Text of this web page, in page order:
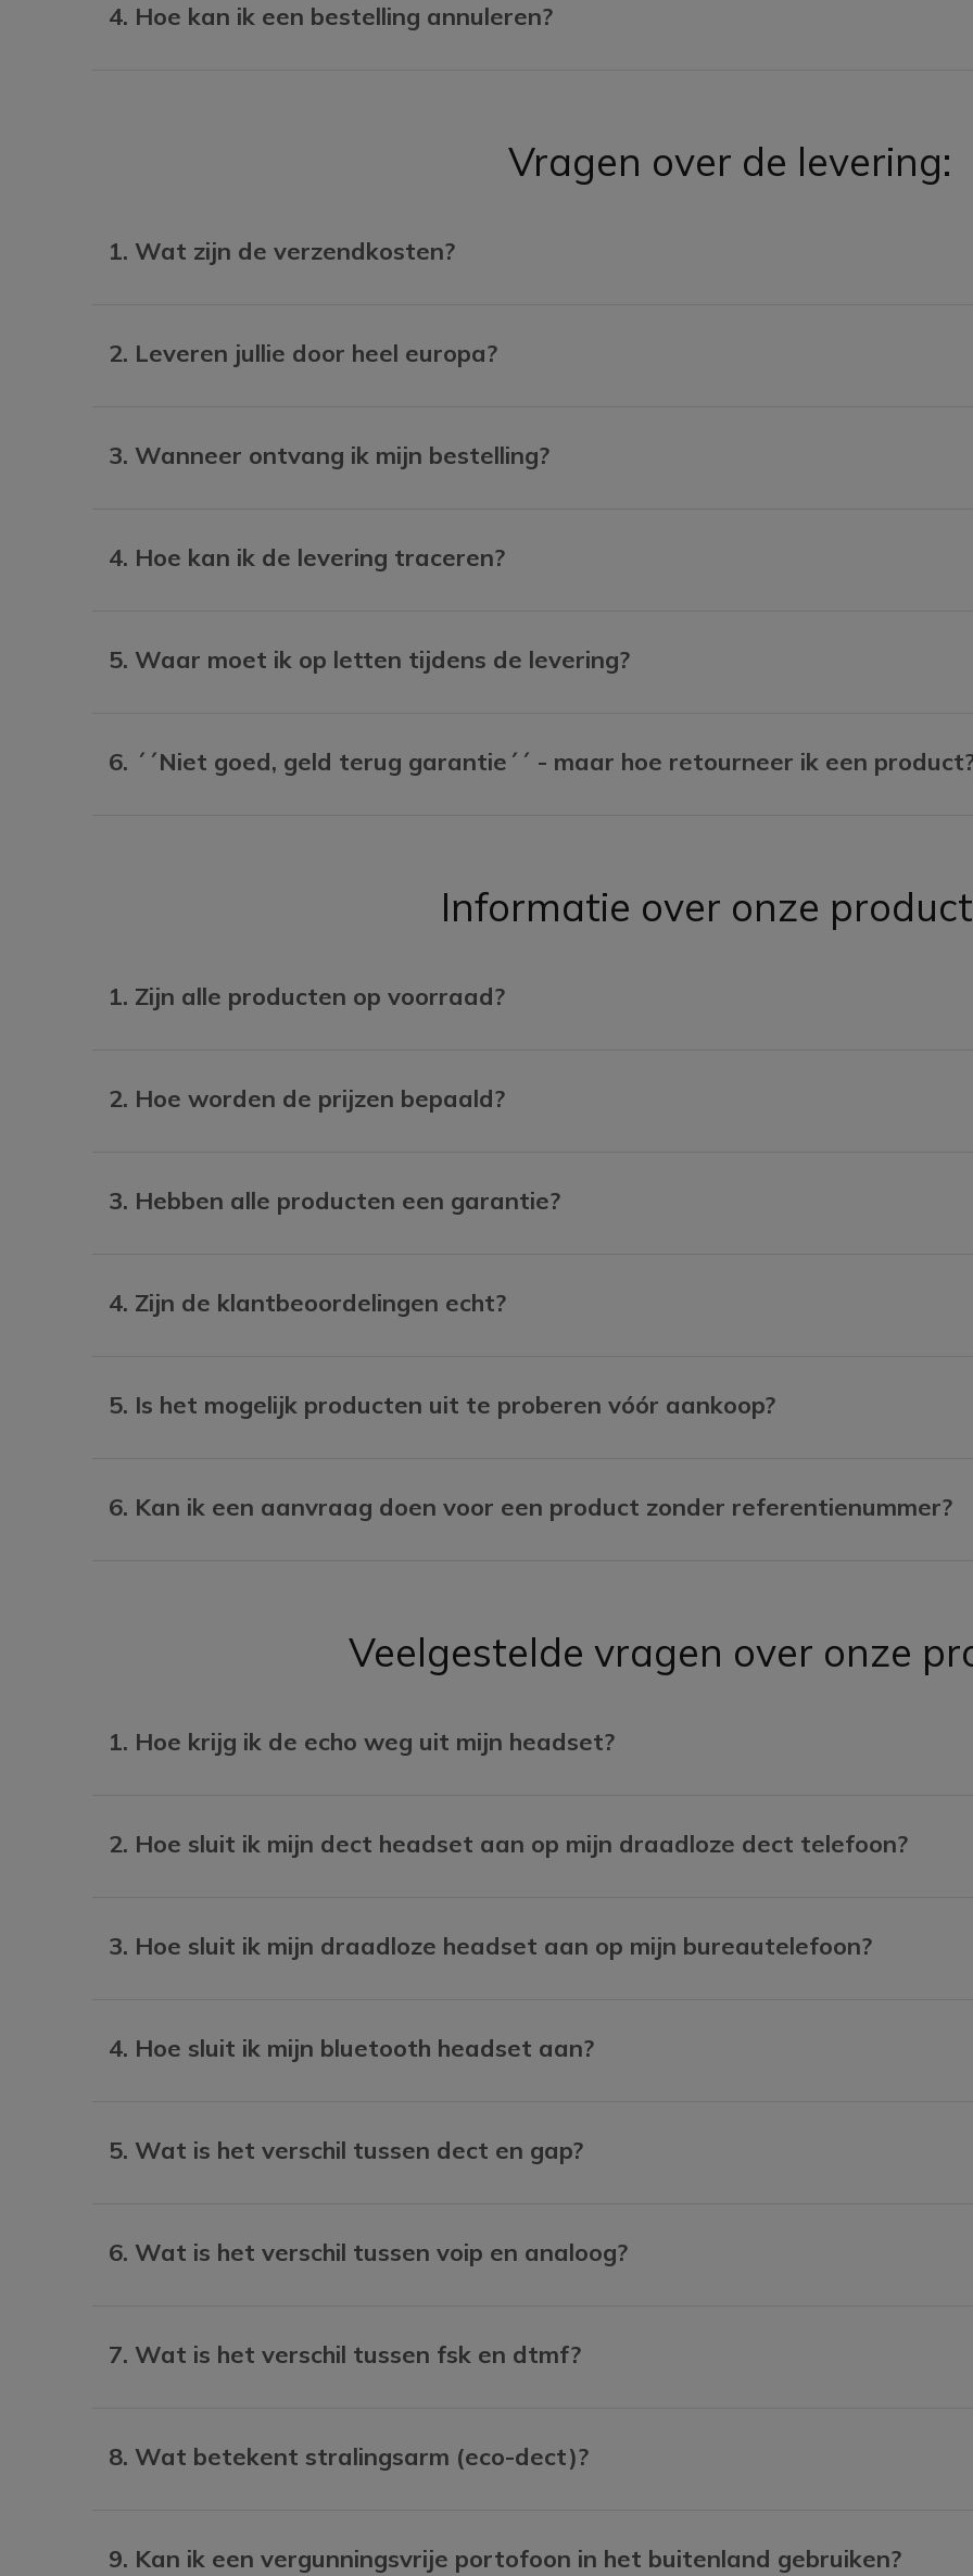
4. Hoe kan ik een bestelling annuleren?
Vragen over de levering:
1. Wat zijn de verzendkosten?
2. Leveren jullie door heel europa?
3. Wanneer ontvang ik mijn bestelling?
4. Hoe kan ik de levering traceren?
5. Waar moet ik op letten tijdens de levering?
6. ´´Niet goed, geld terug garantie´´ - maar hoe retourneer ik een
Informatie over onze
1. Zijn alle producten op voorraad?
2. Hoe worden de prijzen bepaald?
3. Hebben alle producten een garantie?
4. Zijn de klantbeoordelingen echt?
5. Is het mogelijk producten uit te proberen vóór aankoop?
6. Kan ik een aanvraag doen voor een product zonder referentienummer?
Veelgestelde vragen over onze
1. Hoe krijg ik de echo weg uit mijn headset?
2. Hoe sluit ik mijn dect headset aan op mijn draadloze dect telefoon?
3. Hoe sluit ik mijn draadloze headset aan op mijn bureautelefoon?
4. Hoe sluit ik mijn bluetooth headset aan?
5. Wat is het verschil tussen dect en gap?
6. Wat is het verschil tussen voip en analoog?
7. Wat is het verschil tussen fsk en dtmf?
8. Wat betekent stralingsarm (eco-dect)?
9. Kan ik een vergunningsvrije portofoon in het buitenland gebruiken?